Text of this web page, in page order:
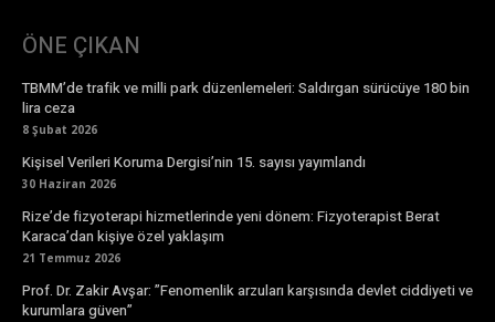
ÖNE ÇIKAN
TBMM’de trafik ve milli park düzenlemeleri: Saldırgan sürücüye 180 bin
lira ceza
8 Şubat 2026
Kişisel Verileri Koruma Dergisi’nin 15. sayısı yayımlandı
30 Haziran 2026
Rize’de fizyoterapi hizmetlerinde yeni dönem: Fizyoterapist Berat
Karaca’dan kişiye özel yaklaşım
21 Temmuz 2026
Prof. Dr. Zakir Avşar: ”Fenomenlik arzuları karşısında devlet ciddiyeti ve
kurumlara güven”